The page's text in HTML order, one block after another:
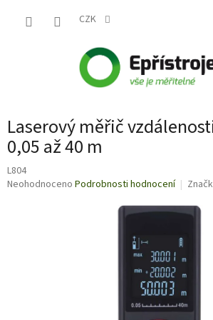
CZK
Laserový měřič
0,05 až 40 m
L804
Průměrné
Neohodnoceno Podrobnosti hodnocení